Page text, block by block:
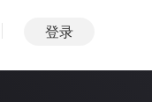
登录